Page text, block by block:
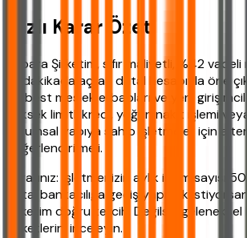
Hızlı Karar Özeti
Enpara Şirketim, sıfır maliyetli, %42
10 dakikada açılan dijital hesabıyla öne
serbest meslek erbapları ve yeni
yüksek limitli kredi, yoğun nakit işlemi
kurumsal yapıya sahip işletmeler için
değerlendirilmeli.
Kararınız: İşletmenizin aylık işlem sayısı
dijital bankacılığa geçiş yapmak
Şirketim doğru tercih. Değilse, geleneksel
paketlerini inceleyin.